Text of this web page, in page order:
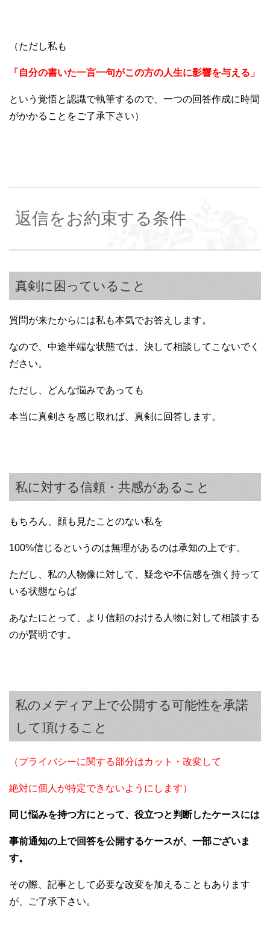
（ただし私も
「自分の書いた一言一句がこの方の人生に影響を与える」
という覚悟と認識で執筆するので、一つの回答作成に時間
がかかることをご了承下さい）
返信をお約束する条件
真剣に困っていること
質問が来たからには私も本気でお答えします。
なので、中途半端な状態では、決して相談してこないでく
ださい。
ただし、どんな悩みであっても
本当に真剣さを感じ取れば、真剣に回答します。
私に対する信頼・共感があること
もちろん、顔も見たことのない私を
100%信じるというのは無理があるのは承知の上です。
ただし、私の人物像に対して、疑念や不信感を強く持って
いる状態ならば
あなたにとって、より信頼のおける人物に対して相談する
のが賢明です。
私のメディア上で公開する可能性を承諾
して頂けること
（プライバシーに関する部分はカット・改変して
絶対に個人が特定できないようにします）
同じ悩みを持つ方にとって、役立つと判断したケースには
事前通知の上で回答を公開するケースが、一部ございま
す。
その際、記事として必要な改変を加えることもあります
が、ご了承下さい。